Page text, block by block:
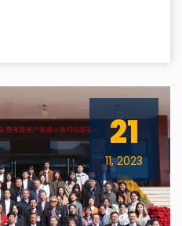
21
11, 2023